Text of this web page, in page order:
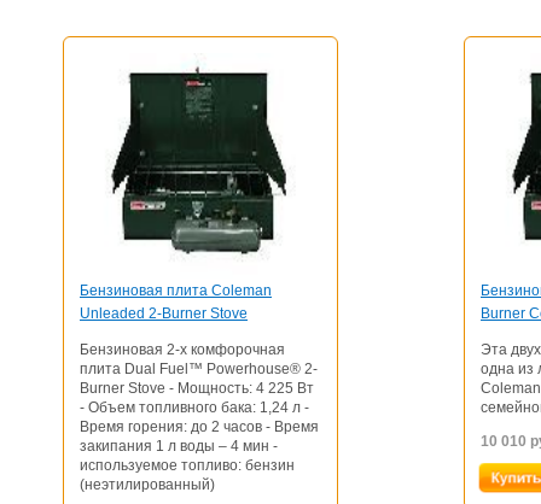
Бензиновая плита Coleman
Unleaded 2-Burner Stove
Бензиновая 2-х комфорочная
плита Dual Fuel™ Powerhouse® 2-
Burner Stove - Мощность: 4 225 Вт
- Объем топливного бака: 1,24 л -
Время горения: до 2 часов - Время
закипания 1 л воды – 4 мин -
используемое топливо: бензин
(неэтилированный)
Burner
Эта
одна из
10 010